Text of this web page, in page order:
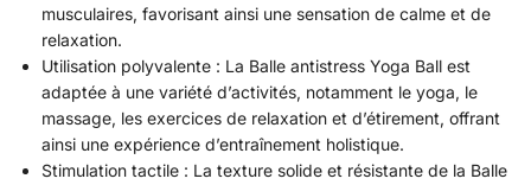
musculaires, favorisant ainsi une sensation de calme et de
relaxation.
Utilisation polyvalente : La Balle antistress Yoga Ball est
adaptée à une variété d’activités, notamment le yoga, le
massage, les exercices de relaxation et d’étirement, offrant
ainsi une expérience d’entraînement holistique.
Stimulation tactile : La texture solide et résistante de la Balle